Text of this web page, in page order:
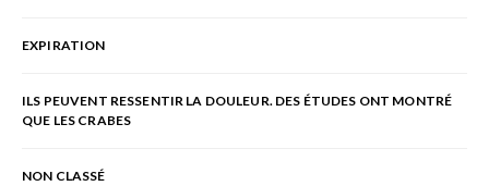
EXPIRATION
ILS PEUVENT RESSENTIR LA DOULEUR. DES ÉTUDES ONT MONTRÉ
QUE LES CRABES
NON CLASSÉ